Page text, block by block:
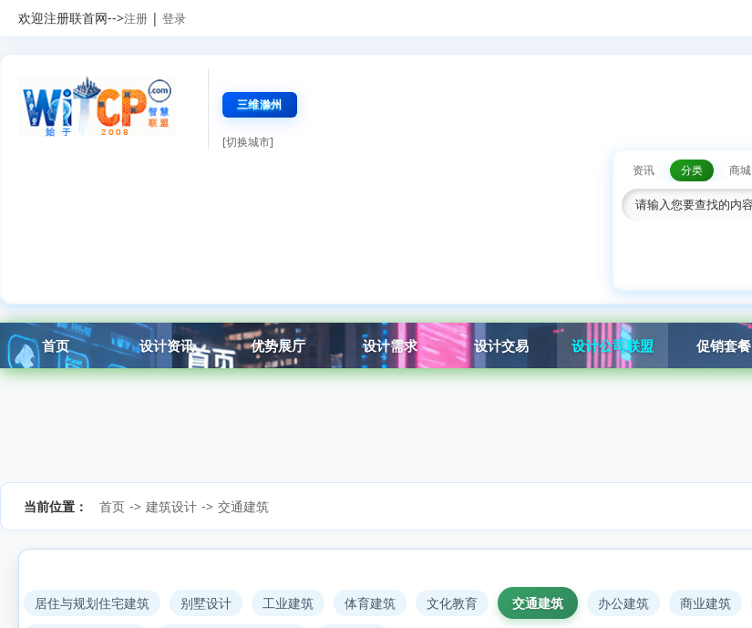
欢迎注册联首网-->注册 | 登录
三维滁州
[切换城市]
资讯
分类 商城
首页 设计资讯 优势展厅 设计需求 设计交易 设计公司联盟 促销套餐
当前位置： 首页 -> 建筑设计 -> 交通建筑
居住与规划住宅建筑 别墅设计 工业建筑 体育建筑 文化教育 交通建筑 办公建筑 商业建筑